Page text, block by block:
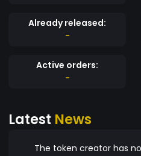
Already released:
-
Active orders:
-
Latest News
The token creator has